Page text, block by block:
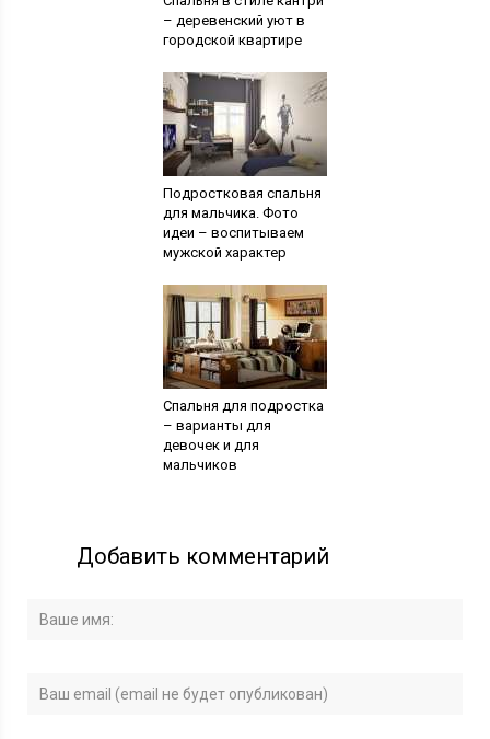
– деревенский уют в
городской квартире
Подростковая спальня
для мальчика. Фото
идеи – воспитываем
мужской характер
Спальня для подростка
– варианты для
девочек и для
мальчиков
Добавить комментарий